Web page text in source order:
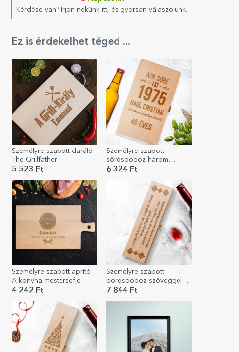
Kérdése van? Írjon nekünk itt, és gyorsan válaszolunk.
Ez is érdekelhet téged ...
Személyre szabott daráló -
The Grillfather
5 523 Ft
Személyre szabott
sörösdoboz három
palackhoz - Gyártási
6 324 Ft
Személyre szabott aprító -
A konyha mesterséfje
4 242 Ft
Személyre szabott
borosdoboz szöveggel -
Barátság évfordulója
7 844 Ft